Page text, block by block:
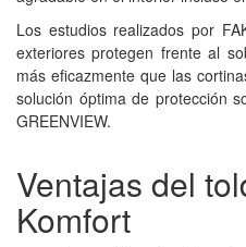
Los estudios realizados por
exteriores protegen frente al
más eficazmente que las
solución óptima de protección
GREENVIEW.
Ventajas del
Komfort